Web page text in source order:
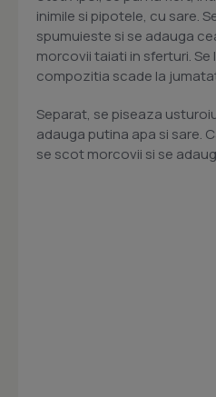
inimile si pipotele, cu sare.
spumuieste si se adauga
morcovii taiati in sferturi.
compozitia scade la
Separat, se piseaza
adauga putina apa si sare.
se scot morcovii si se